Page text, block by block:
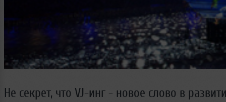
Не секрет, что VJ-инг - новое слово в